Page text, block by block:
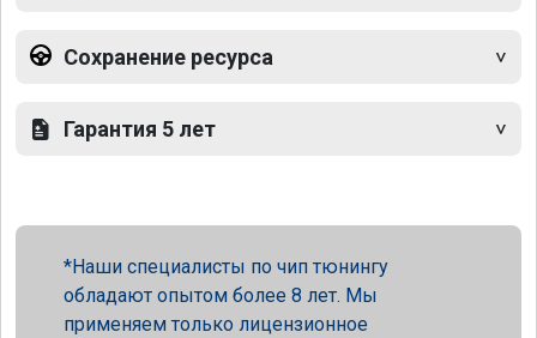
Сохранение ресурса
Гарантия 5 лет
Наши специалисты по чип тюнингу
обладают опытом более 8 лет. Мы
применяем только лицензионное